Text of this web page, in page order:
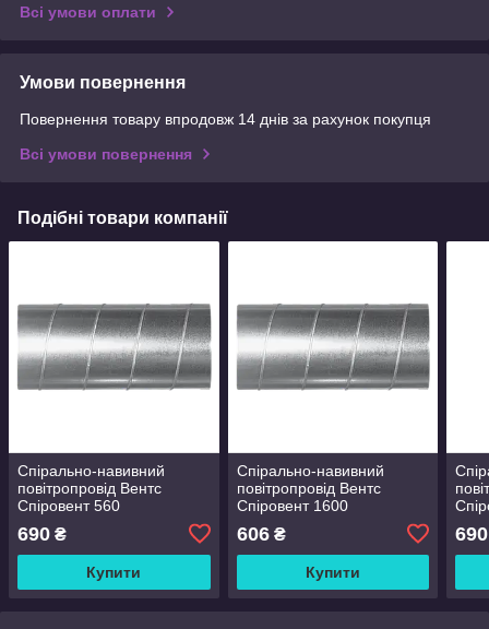
Всі умови оплати
Умови повернення
Повернення товару впродовж 14 днів за рахунок покупця
Всі умови повернення
Подібні товари компанії
Спірально-навивний
повітропровід Вентс
Спіровент 560
690 ₴
Купити
Спірально-навивний
повітропровід Вентс
Спіровент 1600
606₴
Купити
690